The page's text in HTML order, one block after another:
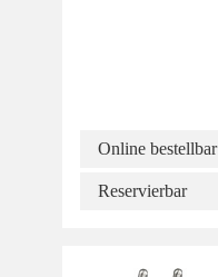
Online bestellbar
Reservierbar